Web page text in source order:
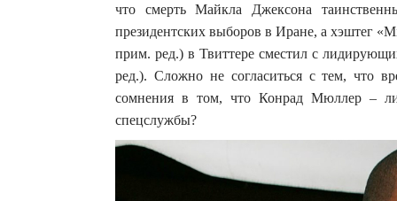
что смерть Майкла Джексона
президентских выборов в Иране, а хэштег
прим. ред.) в Твиттере сместил с
ред.). Сложно не согласиться с тем, что
сомнения в том, что Конрад Мюллер –
спецслужбы?